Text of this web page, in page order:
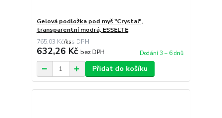
Gelová podložka pod myš "Crystal",
transparentní modrá, ESSELTE
765,03 Kč/ks
632,26 Kč bez DPH Dodání 3 – 6 dnů
Přidat do košíku